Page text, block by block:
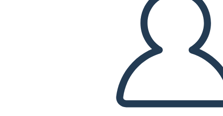
ВОСПРОИЗВЕСТИ СЛАЙД-ШОУ
ПОЧИТАЙ МНЕ